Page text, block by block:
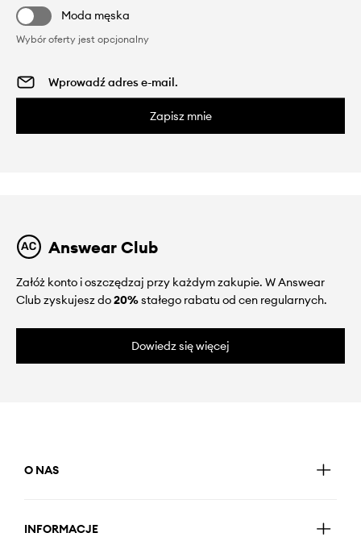
Moda męska
Wybór oferty jest opcjonalny
Zapisz mnie
Answear Club
Załóż konto i oszczędzaj przy każdym zakupie. W Answear
Club zyskujesz do20%stałego rabatu od cen regularnych.
Dowiedz się więcej
O NAS
INFORMACJE